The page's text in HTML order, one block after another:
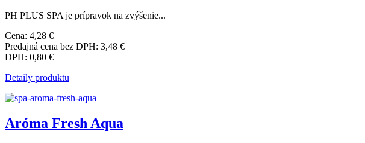
PH PLUS SPA je prípravok na zvýšenie...
Cena: 4,28 €
Predajná cena bez DPH: 3,48 €
DPH: 0,80 €
Detaily produktu
Aróma Fresh Aqua